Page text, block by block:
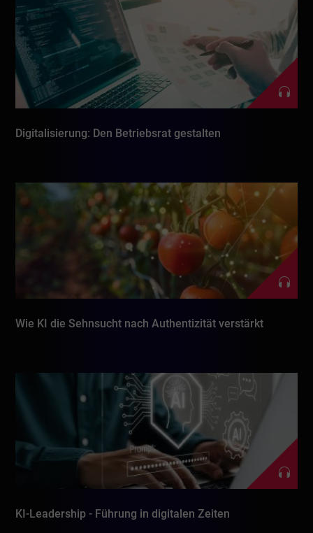
Digitalisierung: Den Betriebsrat gestalten
Wie KI die Sehnsucht nach Authentizität verstärkt
KI-Leadership - Führung in digitalen Zeiten